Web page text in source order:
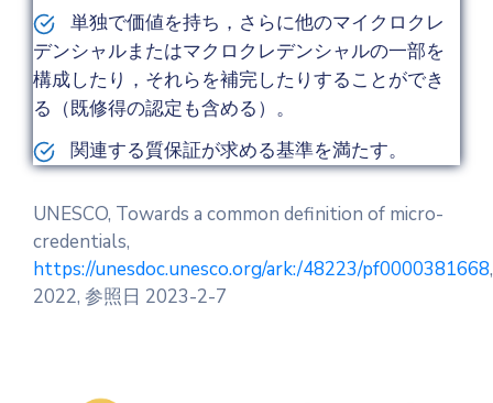
単独で価値を持ち，さらに他のマイクロクレ
デンシャルまたはマクロクレデンシャルの一部を
構成したり，それらを補完したりすることができ
る（既修得の認定も含める）。
関連する質保証が求める基準を満たす。
UNESCO, Towards a common definition of micro-
credentials,
https://unesdoc.unesco.org/ark:/48223/pf0000381668,
2022, 参照日 2023-2-7